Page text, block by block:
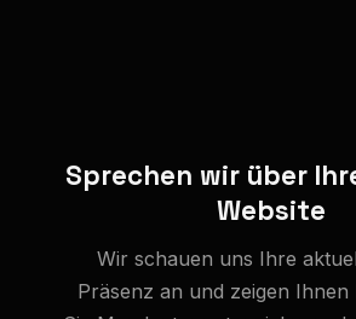
Sprechen wir über
Website
Wir schauen uns Ihre
Präsenz an und zeigen